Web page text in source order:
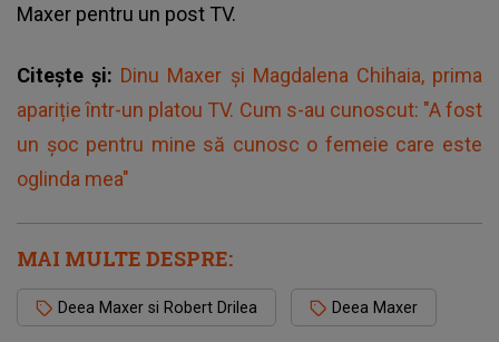
Maxer pentru un post TV.
Citește și: Dinu Maxer și Magdalena Chihaia, prima
apariție într-un platou TV. Cum s-au cunoscut: "A fost
un șoc pentru mine să cunosc o femeie care este
oglinda mea"
MAI MULTE DESPRE:
Deea Maxer si Robert Drilea Deea Maxer